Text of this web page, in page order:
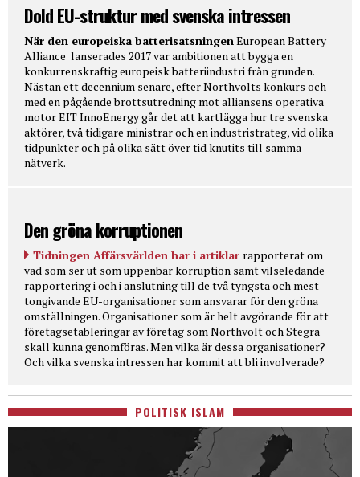
Dold EU-struktur med svenska intressen
När den europeiska batterisatsningenEuropean Battery
Alliance lanserades 2017 var ambitionen att bygga en
konkurrenskraftig europeisk batteriindustri från grunden.
Nästan ett decennium senare, efter Northvolts konkurs och
med en pågående brottsutredning mot alliansens operativa
motor EIT InnoEnergy går det att kartlägga hur tre svenska
aktörer, två tidigare ministrar och en industristrateg, vid olika
tidpunkter och på olika sätt över tid knutits till samma
nätverk.
Den gröna korruptionen
Tidningen Affärsvärlden har i artiklar rapporterat om
vad som ser ut som uppenbar korruption samt vilseledande
rapportering i och i anslutning till de två tyngsta och mest
tongivande EU-organisationer som ansvarar för den gröna
omställningen. Organisationer som är helt avgörande för att
företagsetableringar av företag som Northvolt och Stegra
skall kunna genomföras. Men vilka är dessa organisationer?
Och vilka svenska intressen har kommit att bli involverade?
POLITISK ISLAM